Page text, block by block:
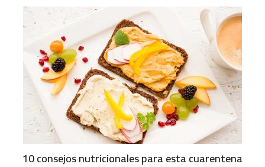
10 consejos nutricionales para esta cuarentena